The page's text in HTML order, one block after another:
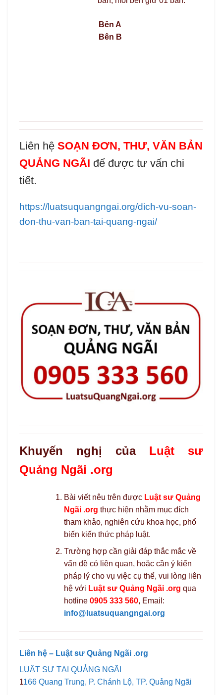
Bên A
Bên B
Liên hệ SOẠN ĐƠN, THƯ, VĂN BẢN
QUẢNG NGÃI để được tư vấn chi
tiết.
https://luatsuquangngai.org/dich-vu-soan-
don-thu-van-ban-tai-quang-ngai/
Khuyến nghị của Luật sư
Quảng Ngãi .org
Bài viết nêu trên được Luật sư Quảng
Ngãi .org thực hiện nhằm mục đích
tham khảo, nghiên cứu khoa học, phổ
biến kiến thức pháp luật.
Trường hợp cần giải đáp thắc mắc về
vấn đề có liên quan, hoặc cần ý kiến
pháp lý cho vụ việc cụ thể, vui lòng liên
hệ với Luật sư Quảng Ngãi .org qua
hotline 0905 333 560, Email:
info@luatsuquangngai.org
Liên hệ – Luật sư Quảng Ngãi .org
LUẬT SƯ TẠI QUẢNG NGÃI
1166 Quang Trung, P. Chánh Lộ, TP. Quảng Ngãi